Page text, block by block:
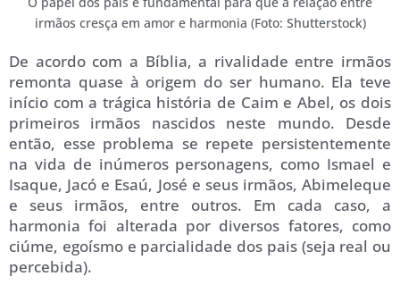
irmãos cresça em amor e harmonia (Foto: Shutterstock)
De acordo com a Bíblia, a rivalidade entre irmãos
remonta quase à origem do ser humano. Ela teve
início com a trágica história de Caim e Abel, os dois
primeiros irmãos nascidos neste mundo. Desde
então, esse problema se repete persistentemente
na vida de inúmeros personagens, como Ismael e
Isaque, Jacó e Esaú, José e seus irmãos, Abimeleque
e seus irmãos, entre outros. Em cada caso, a
harmonia foi alterada por diversos fatores, como
ciúme, egoísmo e parcialidade dos pais (seja real ou
percebida).